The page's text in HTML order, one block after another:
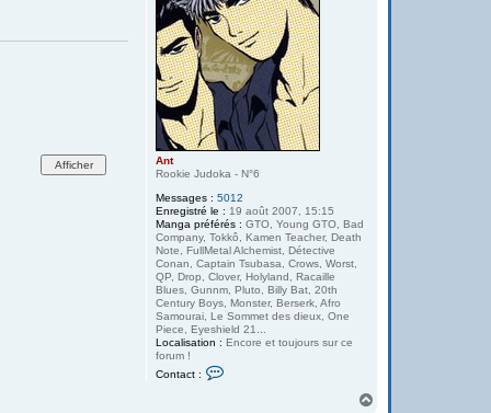
e
S
a
n
o
Ant
Rookie Judoka - N°6
Messages : 5012
Enregistré le : 19 août 2007, 15:15
Manga préférés : GTO, Young GTO, Bad
Company, Tokkô, Kamen Teacher, Death
Note, FullMetal Alchemist, Détective
Conan, Captain Tsubasa, Crows, Worst,
QP, Drop, Clover, Holyland, Racaille
Blues, Gunnm, Pluto, Billy Bat, 20th
Century Boys, Monster, Berserk, Afro
Samourai, Le Sommet des dieux, One
Piece, Eyeshield 21...
Localisation : Encore et toujours sur ce
forum !
Contact :